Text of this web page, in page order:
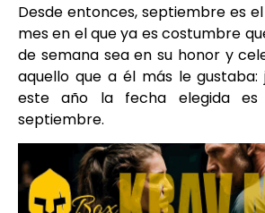
Desde entonces, septiembre es el
mes en el que ya es costumbre
de semana sea en su honor y
aquello que a él más le gustaba:
este año la fecha elegida
septiembre.